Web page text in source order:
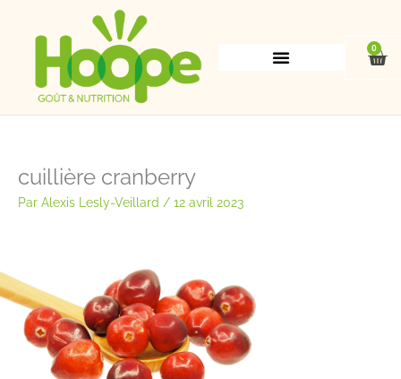
0
cuillière cranberry
Par Alexis Lesly-Veillard / 12 avril 2023